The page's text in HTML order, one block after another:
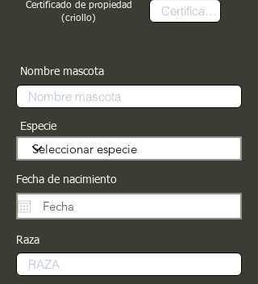
Certificado de propiedad
(criollo)
Nombre mascota
Especie
Fecha de nacimiento
Raza